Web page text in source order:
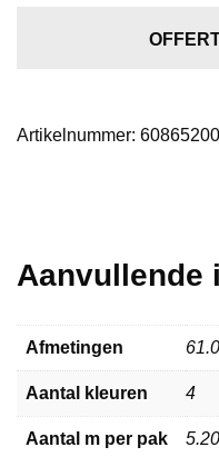
Artikelnummer:
Aanvullende
Afmetingen
Aantal kleuren 4
Aantal m per pak 5.20